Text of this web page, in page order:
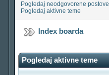
Pogledaj neodgovorene postove
Pogledaj aktivne teme
Index boarda
Pogledaj aktivne teme